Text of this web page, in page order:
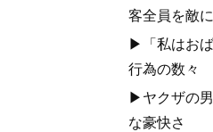
客全員を敵
▶「私はお
行為の数々
▶ヤクザの
な豪快さ